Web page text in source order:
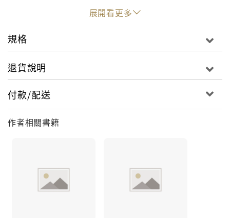
展開看更多
規格
退貨說明
付款/配送
作者相關書籍